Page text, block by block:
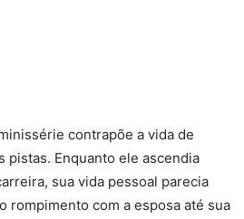
contrapõe a vida de
pistas. Enquanto ele ascendia
sua vida pessoal parecia
rompimento com a esposa até sua